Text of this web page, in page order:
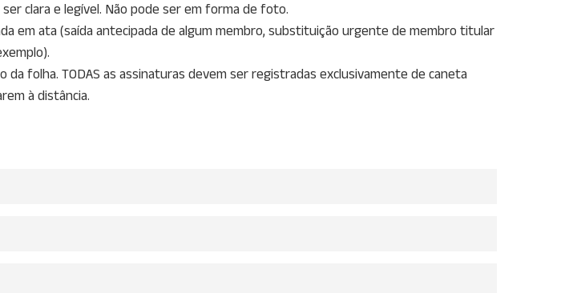
clara e legível. Não pode ser em forma de foto.
em ata (saída antecipada de algum membro, substituição urgente de membro titular
da folha. TODAS as assinaturas devem ser registradas exclusivamente de caneta
à distância.